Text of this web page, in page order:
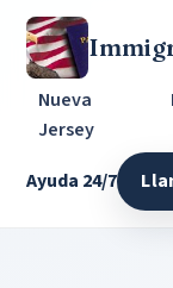
Nueva
Jersey
Ayuda 24/7